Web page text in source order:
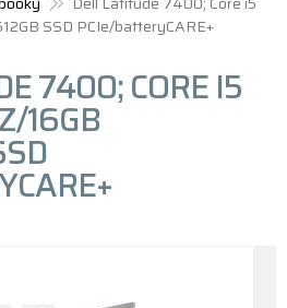
SSD PCIe/batteryCARE+
7400; CORE I5
16GB